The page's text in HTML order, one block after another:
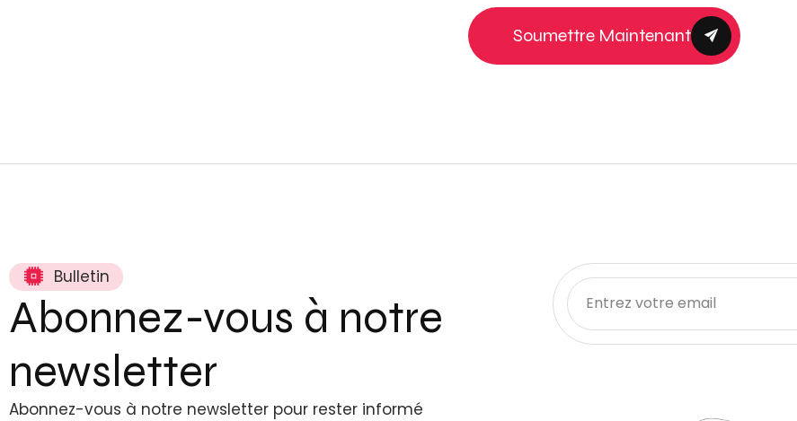
Soumettre Maintenant
Bulletin
Abonnez-vous à notre
newsletter
Abonnez-vous à notre newsletter pour rester informé